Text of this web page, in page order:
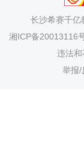
长沙希赛千亿
湘ICP备20013116
违法
举报/